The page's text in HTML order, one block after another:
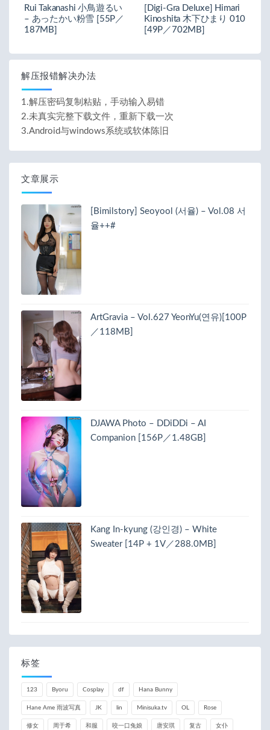
Rui Takanashi 小鳥遊るい
– あったかい粉雪 [55P／
187MB]
[Digi-Gra Deluxe] Himari
Kinoshita 木下ひまり 010
[49P／702MB]
解压报错解决办法
1.解压密码复制粘贴，手动输入易错
2.未真实完整下载文件，重新下载一次
3.Android与windows系统或软体陈旧
文章展示
[Bimilstory] Seoyool (서율) – Vol.08 서
율++#
ArtGravia – Vol.627 YeonYu(연유)[100P
／118MB]
DJAWA Photo – DDiDDi – AI
Companion [156P／1.48GB]
Kang In-kyung (강인경) – White
Sweater [14P + 1V／288.0MB]
标签
123 Byoru Cosplay df Hana Bunny
Hane Ame 雨波写真 JK lin Minisuka.tv OL Rose
修女 周于希 和服 咬一口兔娘 唐安琪 复古 女仆